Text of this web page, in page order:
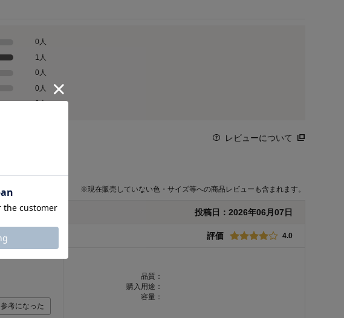
0人
1人
0人
0人
0人
レビューについて
※現在販売していない色・サイズ等への商品レビューも含まれます。
投稿日： 2026年06月07日
評価 4.0
参考になった
品質：
購入用途：
容量：